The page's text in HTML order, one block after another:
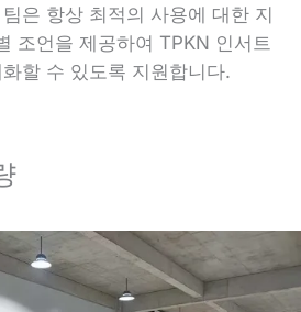
은 항상 최적의 사용에 대한 지
조언을 제공하여 TPKN 인서트
할 수 있도록 지원합니다.